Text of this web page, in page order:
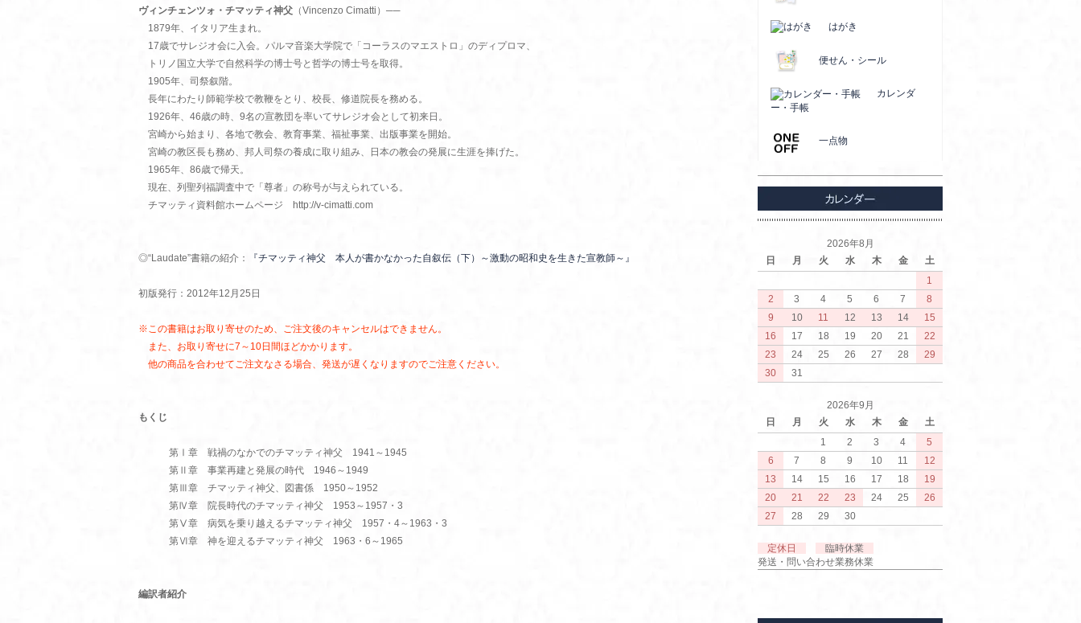
ヴィンチェンツォ・チマッティ神父 （Vincenzo Cimatti）──
1879年、イタリア生まれ。
17歳でサレジオ会に入会。パルマ音楽大学院で「コーラスのマエストロ」のディプロマ、
トリノ国立大学で自然科学の博士号と哲学の博士号を取得。
1905年、司祭叙階。
長年にわたり師範学校で教鞭をとり、校長、修道院長を務める。
1926年、46歳の時、9名の宣教団を率いてサレジオ会として初来日。
宮崎から始まり、各地で教会、教育事業、福祉事業、出版事業を開始。
宮崎の教区長も務め、邦人司祭の養成に取り組み、日本の教会の発展に生涯を捧げた。
1965年、86歳で帰天。
現在、列聖列福調査中で「尊者」の称号が与えられている。
チマッティ資料館ホームページ http://v-cimatti.com
◎“Laudate”書籍の紹介： 『チマッティ神父 本人が書かなかった自叙伝（下）～激動の昭和史を生きた宣教師～』
初版発行：2012年12月25日
※この書籍はお取り寄せのため、ご注文後のキャンセルはできません。
また、お取り寄せに7～10日間ほどかかります。
他の商品を合わせてご注文なさる場合、発送が遅くなりますのでご注意ください。
もくじ
第Ⅰ章 戦禍のなかでのチマッティ神父 1941～1945
第Ⅱ章 事業再建と発展の時代 1946～1949
第Ⅲ章 チマッティ神父、図書係 1950～1952
第Ⅳ章 院長時代のチマッティ神父 1953～1957・3
第Ⅴ章 病気を乗り越えるチマッティ神父 1957・4～1963・3
第Ⅵ章 神を迎えるチマッティ神父 1963・6～1965
編訳者紹介
はがき
便せん・シール
カレンダ
ー・手帳
一点物
2026年8月
日
月 火 水 木 金
土
1
2
3 4 5 6 7
8
9
10 11 12 13 14
15
16
17 18 19 20 21
22
23
24 25 26 27 28
29
30
31
2026年9月
日
月 火 水 木 金
土
1
2 3 4
5
6
7 8 9 10 11
12
13
14 15 16 17 18
19
20
21 22 23 24 25
26
27
28 29 30
定休日
臨時休業
発送・問い合わせ業務休業